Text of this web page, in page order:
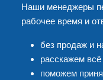
Наши менеджеры
рабочее время и
без продаж и
расскажем всё
поможем